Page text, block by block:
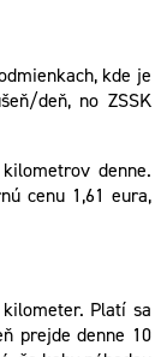
kde je
deň, no ZSSK
denne.
cenu 1,61 eura,
Platí sa
prejde denne 10